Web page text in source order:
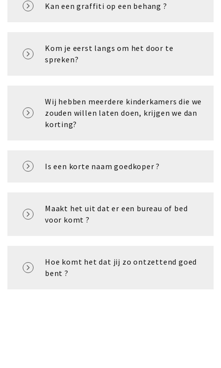
Kan een graffiti op een behang ?
Kom je eerst langs om het door te
spreken?
Wij hebben meerdere kinderkamers die we
zouden willen laten doen, krijgen we dan
korting?
Is een korte naam goedkoper ?
Maakt het uit dat er een bureau of bed
voor komt ?
Hoe komt het dat jij zo ontzettend goed
bent ?